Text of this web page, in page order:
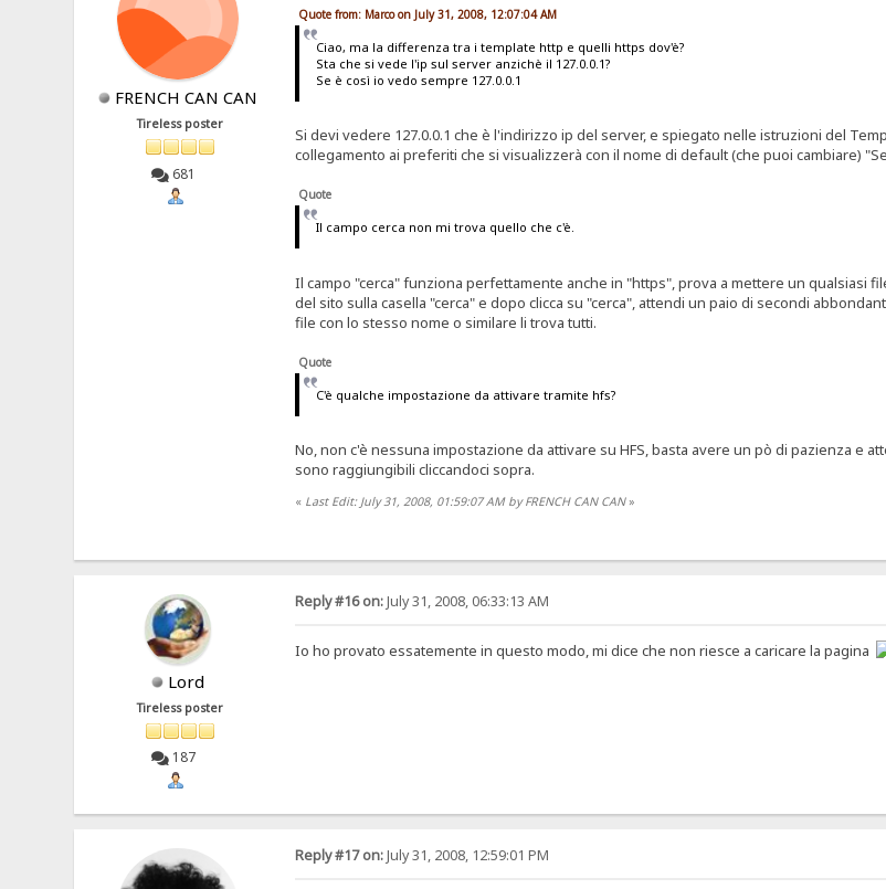
FRENCH CAN CAN
Tireless poster
681
Quote from: Marco on July 31, 2008, 12:07:04 AM
Ciao, ma la differenza tra i template http e quelli https dov'è?
Sta che si vede l'ip sul server anzichè il 127.0.0.1?
Se è così io vedo sempre 127.0.0.1
Si devi vedere 127.0.0.1 che è l'indirizzo ip del server, e spiegato nelle istruzioni del
collegamento ai preferiti che si visualizzerà con il nome di default (che puoi cambiare)
Quote
Il campo cerca non mi trova quello che c'è.
Il campo "cerca" funziona perfettamente anche in "https", prova a mettere un qualsiasi
del sito sulla casella "cerca" e dopo clicca su "cerca", attendi un paio di secondi
file con lo stesso nome o similare li trova tutti.
Quote
C'è qualche impostazione da attivare tramite hfs?
No, non c'è nessuna impostazione da attivare su HFS, basta avere un pò di pazienza e
sono raggiungibili cliccandoci sopra.
« Last Edit: July 31, 2008, 01:59:07 AM by FRENCH CAN CAN»
Lord
Tireless poster
187
Reply #16 on:July 31, 2008, 06:33:13 AM
Io ho provato essatemente in questo modo, mi dice che non riesce a caricare la pagina
Reply #17 on:July 31, 2008, 12:59:01 PM